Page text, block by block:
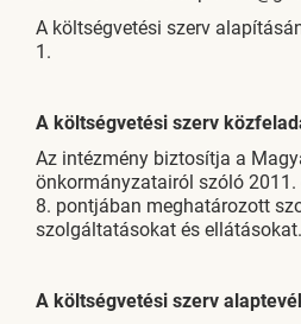
A költségvetési szerv
1.
A költségvetési szerv
Az intézmény biztosítja a
önkormányzatairól szóló 2011.
8. pontjában meghatározott
szolgáltatásokat és ellátásokat.
A költségvetési szerv